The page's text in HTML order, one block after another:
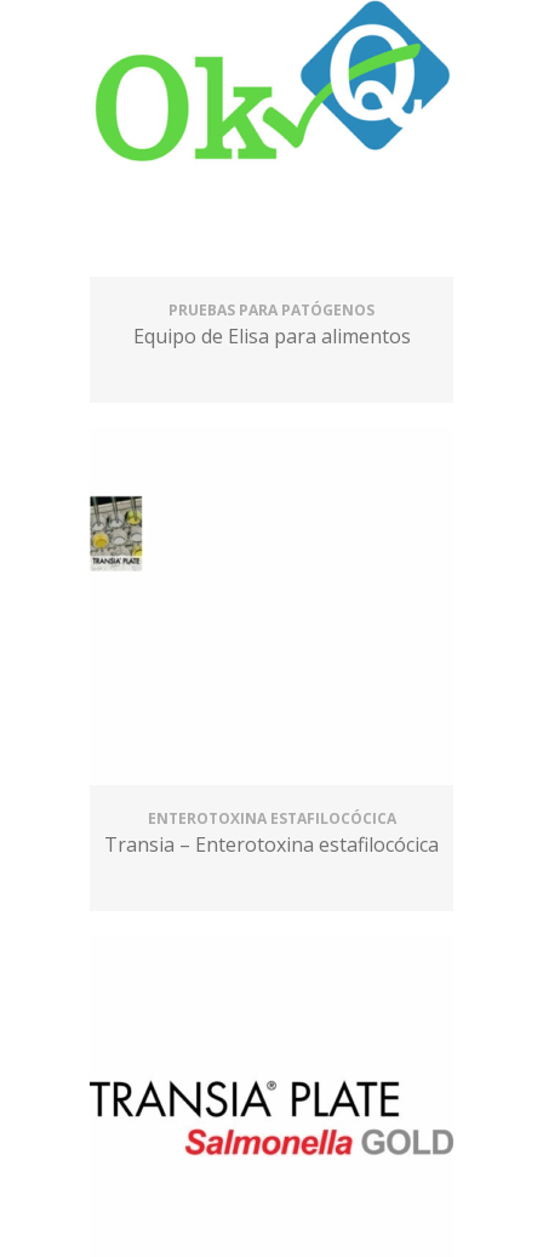
PRUEBAS PARA PATÓGENOS
Equipo de Elisa para alimentos
ENTEROTOXINA ESTAFILOCÓCICA
Transia – Enterotoxina estafilocócica